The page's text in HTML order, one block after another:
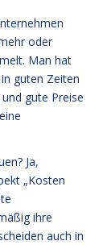
oder
Man hat
guten Zeiten
gute Preise
Ja,
„Kosten
ihre
auch in